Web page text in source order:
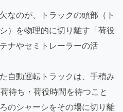
なのが、トラックの頭部（ト
）を物理的に切り離す「荷役
ナやセミトレーラーの活
自動運転トラックは、手積み
待ち・荷役時間を待つこと
のシャーシをその場に切り離